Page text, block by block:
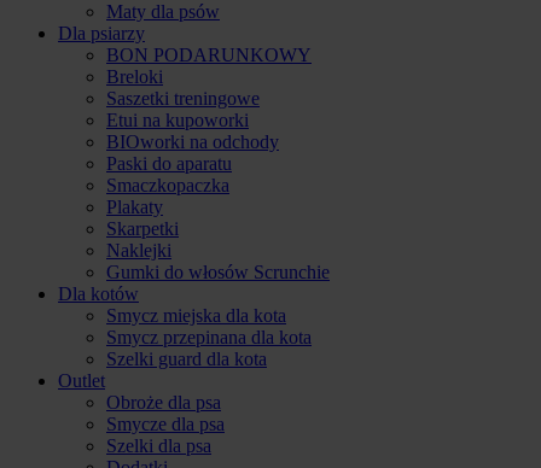
Maty dla psów
Dla psiarzy
BON PODARUNKOWY
Breloki
Saszetki treningowe
Etui na kupoworki
BIOworki na odchody
Paski do aparatu
Smaczkopaczka
Plakaty
Skarpetki
Naklejki
Gumki do włosów Scrunchie
Dla kotów
Smycz miejska dla kota
Smycz przepinana dla kota
Szelki guard dla kota
Outlet
Obroże dla psa
Smycze dla psa
Szelki dla psa